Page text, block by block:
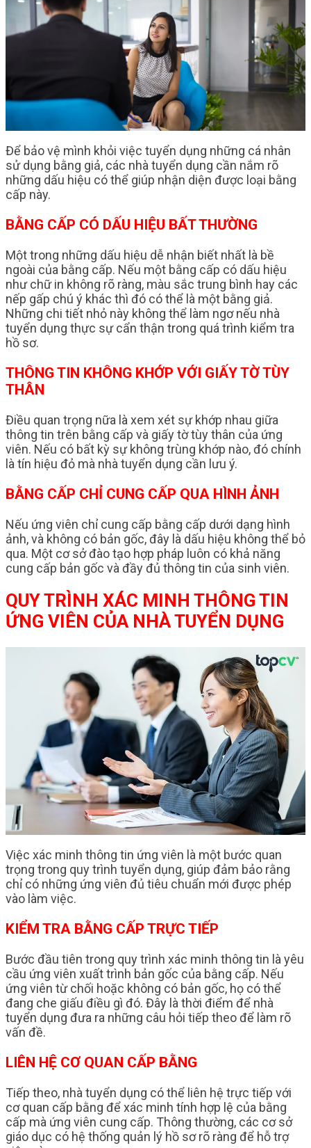
Để bảo vệ mình khỏi việc tuyển dụng những cá nhân
sử dụng bằng giả, các nhà tuyển dụng cần nắm rõ
những dấu hiệu có thể giúp nhận diện được loại bằng
cấp này.
BẰNG CẤP CÓ DẤU HIỆU BẤT THƯỜNG
Một trong những dấu hiệu dễ nhận biết nhất là bề
ngoài của bằng cấp. Nếu một bằng cấp có dấu hiệu
như chữ in không rõ ràng, màu sắc trung bình hay các
nếp gấp chú ý khác thì đó có thể là một bằng giả.
Những chi tiết nhỏ này không thể làm ngơ nếu nhà
tuyển dụng thực sự cẩn thận trong quá trình kiểm tra
hồ sơ.
THÔNG TIN KHÔNG KHỚP VỚI GIẤY TỜ TÙY
THÂN
Điều quan trọng nữa là xem xét sự khớp nhau giữa
thông tin trên bằng cấp và giấy tờ tùy thân của ứng
viên. Nếu có bất kỳ sự không trùng khớp nào, đó chính
là tín hiệu đỏ mà nhà tuyển dụng cần lưu ý.
BẰNG CẤP CHỈ CUNG CẤP QUA HÌNH ẢNH
Nếu ứng viên chỉ cung cấp bằng cấp dưới dạng hình
ảnh, và không có bản gốc, đây là dấu hiệu không thể bỏ
qua. Một cơ sở đào tạo hợp pháp luôn có khả năng
cung cấp bản gốc và đầy đủ thông tin của sinh viên.
QUY TRÌNH XÁC MINH THÔNG TIN
ỨNG VIÊN CỦA NHÀ TUYỂN DỤNG
Việc xác minh thông tin ứng viên là một bước quan
trọng trong quy trình tuyển dụng, giúp đảm bảo rằng
chỉ có những ứng viên đủ tiêu chuẩn mới được phép
vào làm việc.
KIỂM TRA BẰNG CẤP TRỰC TIẾP
Bước đầu tiên trong quy trình xác minh thông tin là yêu
cầu ứng viên xuất trình bản gốc của bằng cấp. Nếu
ứng viên từ chối hoặc không có bản gốc, họ có thể
đang che giấu điều gì đó. Đây là thời điểm để nhà
tuyển dụng đưa ra những câu hỏi tiếp theo để làm rõ
vấn đề.
LIÊN HỆ CƠ QUAN CẤP BẰNG
Tiếp theo, nhà tuyển dụng có thể liên hệ trực tiếp với
cơ quan cấp bằng để xác minh tính hợp lệ của bằng
cấp mà ứng viên cung cấp. Thông thường, các cơ sở
giáo dục có hệ thống quản lý hồ sơ rõ ràng để hỗ trợ